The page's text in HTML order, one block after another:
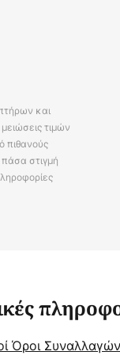
και
τιμών
πιθανούς
στιγμή
Όροι Συναλλαγών